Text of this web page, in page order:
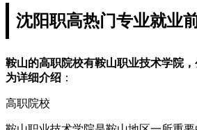
沈阳职高热门专业就业
鞍山的高职院校有鞍山职业技术学院
为详细介绍 ：
高职院校